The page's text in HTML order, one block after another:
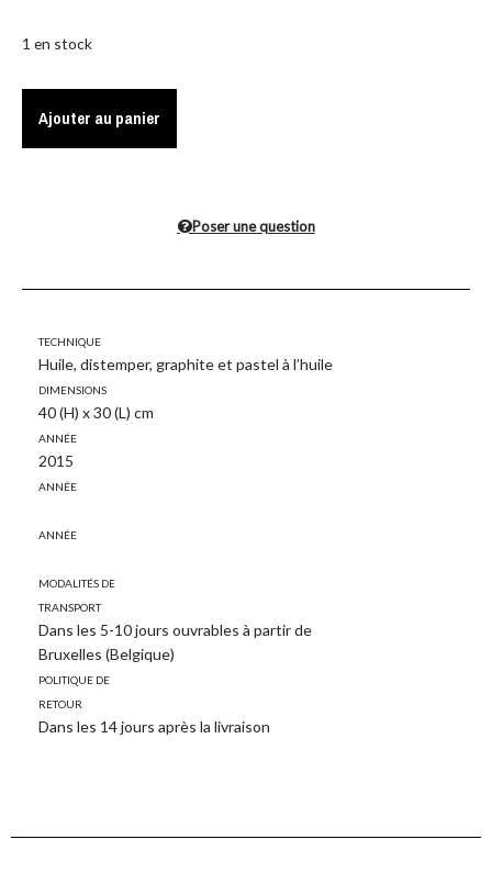
1 en stock
Ajouter au panier
Poser une question
Technique
Huile, distemper, graphite et pastel à l’huile
Dimensions
40 (H) x 30 (L) cm
Année
2015
Année
Année
Modalités de
transport
Dans les 5-10 jours ouvrables à partir de
Bruxelles (Belgique)
Politique de
retour
Dans les 14 jours après la livraison